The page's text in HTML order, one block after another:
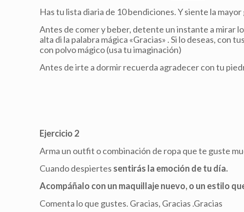
Has tu lista diaria de 10 bendiciones. Y siente la
Antes de comer y beber, detente un instante a mirar
alta di la palabra mágica «Gracias» . Si lo deseas, con
con polvo mágico (usa tu imaginación)
Antes de irte a dormir recuerda agradecer con tu
Ejercicio 2
Arma un outfit o combinación de ropa que te guste
Cuando despiertes sentirás la emoción de tu día.
Acompáñalo con un maquillaje nuevo, o un estilo
Comenta lo que gustes. Gracias, Gracias .Gracias